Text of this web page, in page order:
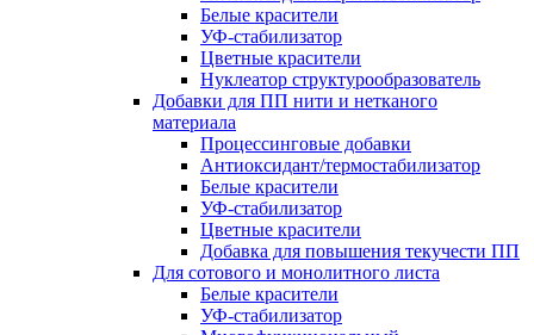
Белые красители
УФ-стабилизатор
Цветные красители
Нуклеатор структурообразователь
Добавки для ПП нити и нетканого
материала
Процессинговые добавки
Антиоксидант/термостабилизатор
Белые красители
УФ-стабилизатор
Цветные красители
Добавка для повышения текучести ПП
Для сотового и монолитного листа
Белые красители
УФ-стабилизатор